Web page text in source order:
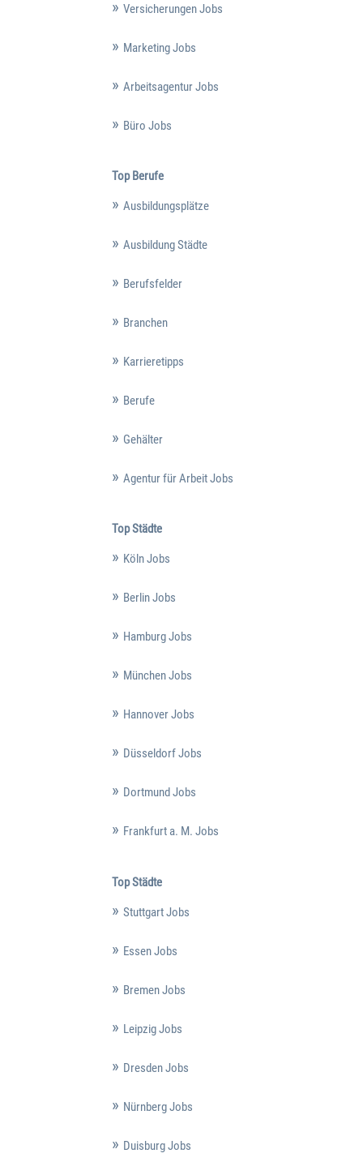
Versicherungen Jobs
Marketing Jobs
Arbeitsagentur Jobs
Büro Jobs
Top Berufe
Ausbildungsplätze
Ausbildung Städte
Berufsfelder
Branchen
Karrieretipps
Berufe
Gehälter
Agentur für Arbeit Jobs
Top Städte
Köln Jobs
Berlin Jobs
Hamburg Jobs
München Jobs
Hannover Jobs
Düsseldorf Jobs
Dortmund Jobs
Frankfurt a. M. Jobs
Top Städte
Stuttgart Jobs
Essen Jobs
Bremen Jobs
Leipzig Jobs
Dresden Jobs
Nürnberg Jobs
Duisburg Jobs